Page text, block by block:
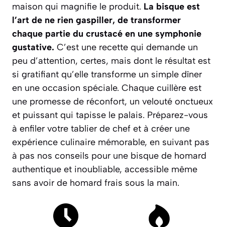
maison qui magnifie le produit. La bisque est
l’art de ne rien gaspiller, de transformer
chaque partie du crustacé en une symphonie
gustative. C’est une recette qui demande un
peu d’attention, certes, mais dont le résultat est
si gratifiant qu’elle transforme un simple dîner
en une occasion spéciale. Chaque cuillère est
une promesse de réconfort, un velouté onctueux
et puissant qui tapisse le palais. Préparez-vous
à enfiler votre tablier de chef et à créer une
expérience culinaire mémorable, en suivant pas
à pas nos conseils pour une bisque de homard
authentique et inoubliable, accessible même
sans avoir de homard frais sous la main.